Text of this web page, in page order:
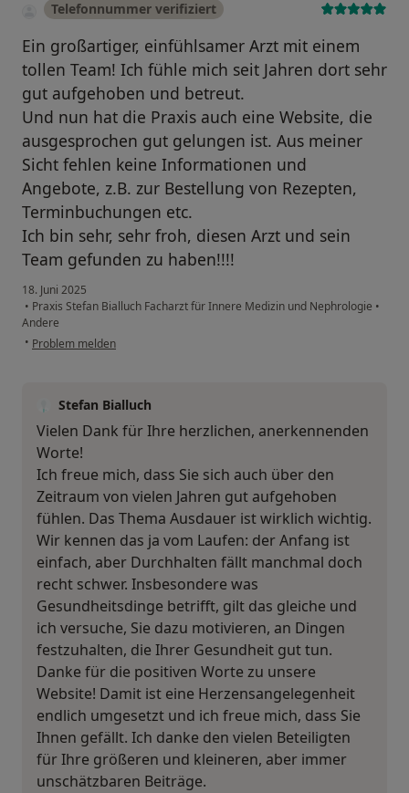
Telefonnummer verifiziert
Ein großartiger, einfühlsamer Arzt mit einem
tollen Team! Ich fühle mich seit Jahren dort sehr
gut aufgehoben und betreut.
Und nun hat die Praxis auch eine Website, die
ausgesprochen gut gelungen ist. Aus meiner
Sicht fehlen keine Informationen und
Angebote, z.B. zur Bestellung von Rezepten,
Terminbuchungen etc.
Ich bin sehr, sehr froh, diesen Arzt und sein
Team gefunden zu haben!!!!
18. Juni 2025
• Praxis Stefan Bialluch Facharzt für Innere Medizin und Nephrologie •
Andere
• Problem melden
Stefan Bialluch
Vielen Dank für Ihre herzlichen, anerkennenden
Worte!
Ich freue mich, dass Sie sich auch über den
Zeitraum von vielen Jahren gut aufgehoben
fühlen. Das Thema Ausdauer ist wirklich wichtig.
Wir kennen das ja vom Laufen: der Anfang ist
einfach, aber Durchhalten fällt manchmal doch
recht schwer. Insbesondere was
Gesundheitsdinge betrifft, gilt das gleiche und
ich versuche, Sie dazu motivieren, an Dingen
festzuhalten, die Ihrer Gesundheit gut tun.
Danke für die positiven Worte zu unsere
Website! Damit ist eine Herzensangelegenheit
endlich umgesetzt und ich freue mich, dass Sie
Ihnen gefällt. Ich danke den vielen Beteiligten
für Ihre größeren und kleineren, aber immer
unschätzbaren Beiträge.